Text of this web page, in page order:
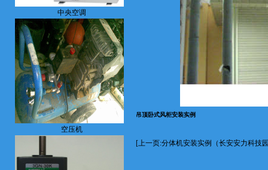
中央空调
空压机
吊顶卧式风柜安装实例
[上一页:分体机安装实例（长安安力科技